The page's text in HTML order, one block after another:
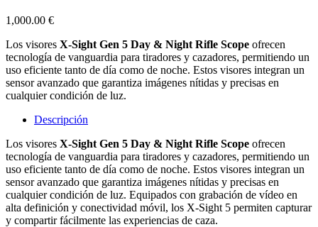
1,000.00 €
Los visores X-Sight Gen 5 Day & Night Rifle Scope ofrecen
tecnología de vanguardia para tiradores y cazadores, permitiendo un
uso eficiente tanto de día como de noche. Estos visores integran un
sensor avanzado que garantiza imágenes nítidas y precisas en
cualquier condición de luz.
Descripción
Los visores X-Sight Gen 5 Day & Night Rifle Scope ofrecen
tecnología de vanguardia para tiradores y cazadores, permitiendo un
uso eficiente tanto de día como de noche. Estos visores integran un
sensor avanzado que garantiza imágenes nítidas y precisas en
cualquier condición de luz. Equipados con grabación de vídeo en
alta definición y conectividad móvil, los X-Sight 5 permiten capturar
y compartir fácilmente las experiencias de caza.